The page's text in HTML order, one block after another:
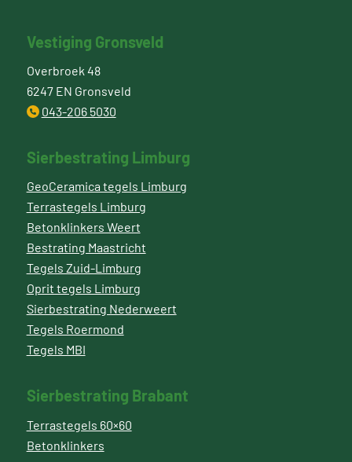
Vestiging Gronsveld
Overbroek 48
6247 EN Gronsveld
043-206 5030
Sierbestrating Limburg
GeoCeramica tegels Limburg
Terrastegels Limburg
Betonklinkers Weert
Bestrating Maastricht
Tegels Zuid-Limburg
Oprit tegels Limburg
Sierbestrating Nederweert
Tegels Roermond
Tegels MBI
Sierbestrating Brabant
Terrastegels 60×60
Betonklinkers